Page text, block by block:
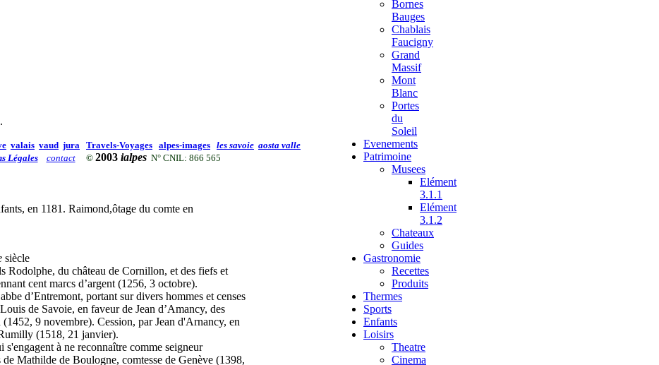
valais vaud jura Travels-Voyages alpes-images les savoie aosta valle
Légales contact© 2003 ialpes N° CNIL: 866 565
Bornes
Bauges
Chablais
Faucigny
Grand
Massif
Mont
Blanc
Portes
du
Soleil
Evenements
Patrimoine
Musees
Elément
3.1.1
Elément
3.1.2
Chateaux
Guides
Gastronomie
Recettes
Produits
Thermes
Sports
Enfants
Loisirs
Theatre
Cinema
en 1181. Raimond,ôtage du comte en
siècle
Rodolphe, du château de Cornillon, et des fiefs et
cent marcs d’argent (1256, 3 octobre).
d’Entremont, portant sur divers hommes et censes
de Savoie, en faveur de Jean d’Amancy, des
9 novembre). Cession, par Jean d'Arnancy, en
(1518, 21 janvier).
à ne reconnaître comme seigneur
Mathilde de Boulogne, comtesse de Genève (1398,